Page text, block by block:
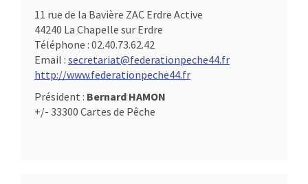
11 rue de la Bavière ZAC Erdre Active
44240 La Chapelle sur Erdre
Téléphone : 02.40.73.62.42
Email : secretariat@federationpeche44.fr
http://www.federationpeche44.fr
Président : Bernard HAMON
+/- 33300 Cartes de Pêche